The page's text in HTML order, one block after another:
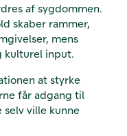
af sygdommen.
skaber rammer,
mens
kulturel input.
at styrke
får adgang til
selv ville kunne